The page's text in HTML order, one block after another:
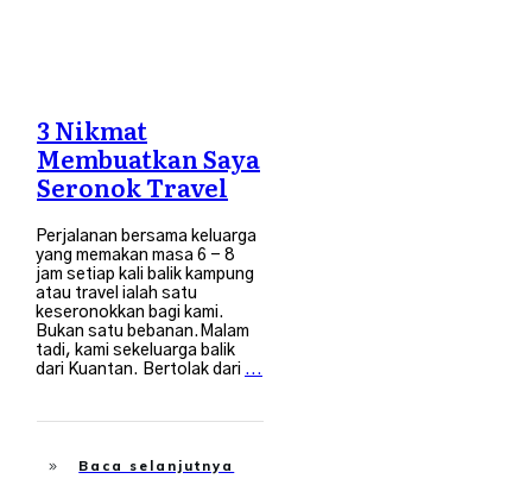
3 Nikmat
Membuatkan Saya
Seronok Travel
Perjalanan bersama keluarga
yang memakan masa 6 - 8
jam setiap kali balik kampung
atau travel ialah satu
keseronokkan bagi kami.
Bukan satu bebanan.Malam
tadi, kami sekeluarga balik
dari Kuantan. Bertolak dari ...
Baca selanjutnya